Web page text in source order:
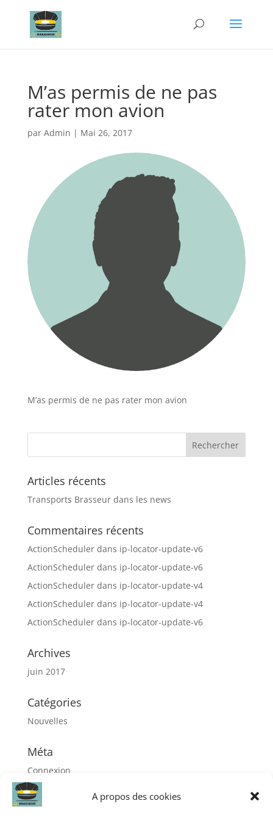
A propos des cookies
M’as permis de ne pas
rater mon avion
par Admin | Mai 26, 2017
M’as permis de ne pas rater mon avion
Articles récents
Transports Brasseur dans les news
Commentaires récents
ActionSchedulerdans ip-locator-update-v6
ActionSchedulerdans ip-locator-update-v6
ActionSchedulerdans ip-locator-update-v4
ActionSchedulerdans ip-locator-update-v4
ActionSchedulerdans ip-locator-update-v6
Archives
juin 2017
Catégories
Nouvelles
Méta
Connexion
Flux des publications
Flux des commentaires